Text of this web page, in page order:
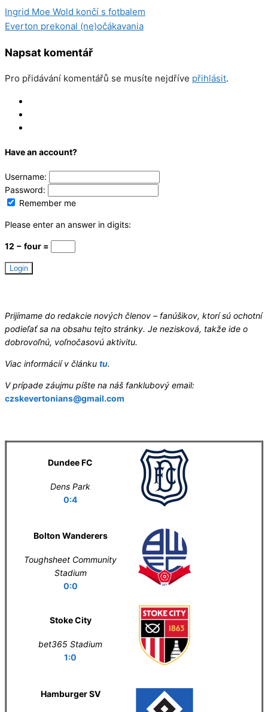
Ingrid Moe Wold končí s fotbalem
Everton prekonal (ne)očákavania
Napsat komentář
Pro přidávání komentářů se musíte nejdříve přihlásit.
Have an account?
Username:
Password:
Remember me
Please enter an answer in digits:
12 − four =
Prijímame do redakcie nových členov – fanúšikov, ktorí sú ochotní
podieľať sa na obsahu tejto stránky. Je nezisková, takže ide o
dobrovoľnú, voľnočasovú aktivitu.
Viac informácií v článku tu.
V prípade záujmu píšte na náš fanklubový email:
czskevertonians@gmail.com
Dundee FC
Dens Park
0:4
Bolton Wanderers
Toughsheet Community
Stadium
0:0
Stoke City
bet365 Stadium
1:0
Hamburger SV